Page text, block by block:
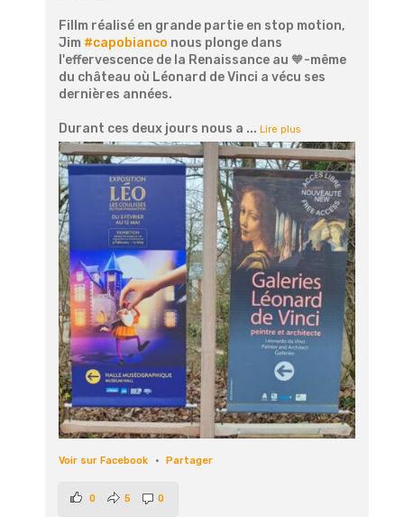
Fillm réalisé en grande partie en stop motion,
Jim #capobianco nous plonge dans
l'effervescence de la Renaissance au 🧡-même
du château où Léonard de Vinci a vécu ses
dernières années.
Durant ces deux jours nous a ...Lire plus
Voir sur Facebook · Partager
0 5 0